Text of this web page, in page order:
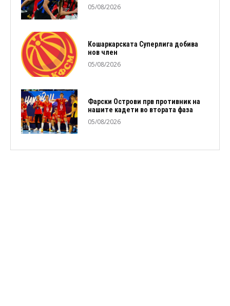
05/08/2026
Кошаркарската Суперлига добива
нов член
05/08/2026
Фарски Острови прв противник на
нашите кадети во втората фаза
05/08/2026